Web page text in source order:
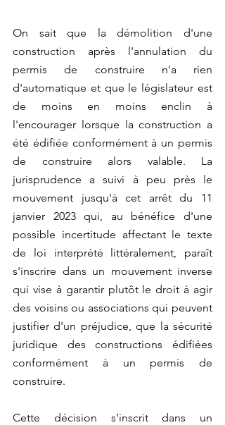
On sait que la démolition d'une
construction après l'annulation du
permis de construire n'a rien
d'automatique et que le législateur est
de moins en moins enclin à
l'encourager lorsque la construction a
été édifiée conformément à un permis
de construire alors valable. La
jurisprudence a suivi à peu près le
mouvement jusqu'à cet arrêt du 11
janvier 2023 qui, au bénéfice d'une
possible incertitude affectant le texte
de loi interprété littéralement, paraît
s'inscrire dans un mouvement inverse
qui vise à garantir plutôt le droit à agir
des voisins ou associations qui peuvent
justifier d'un préjudice, que la sécurité
juridique des constructions édifiées
conformément à un permis de
construire.
Cette décision s'inscrit dans un